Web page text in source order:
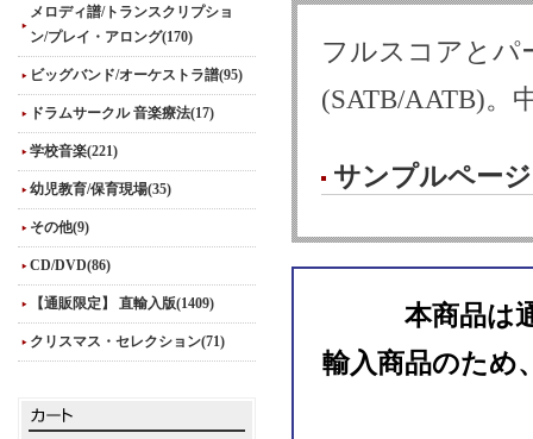
メロディ譜/トランスクリプショ
ン/プレイ・アロング(170)
ビッグバンド/オーケストラ譜(95)
ドラムサークル 音楽療法(17)
学校音楽(221)
幼児教育/保育現場(35)
その他(9)
CD/DVD(86)
【通販限定】 直輸入版(1409)
クリスマス・セレクション(71)
フルスコアとパ
(SATB/AATB)。
サンプルページ
本商品は
輸入商品のため